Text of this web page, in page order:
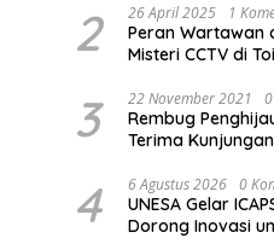
2 26 April 2025 1
Peran Wartawan
Misteri CCTV di
3 22 November 2021
Rembug
Terima
4 6 Agustus 2026 0
UNESA Gelar
Dorong Inovasi